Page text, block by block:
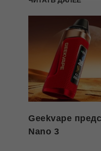
Geekvape
Nano 3